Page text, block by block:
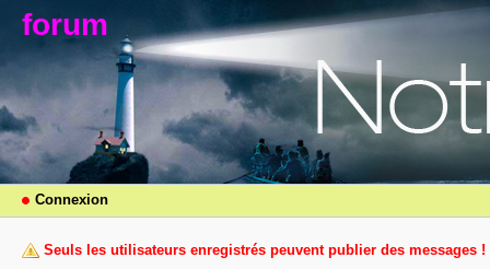
forum
Connexion
Seuls les utilisateurs enregistrés peuvent publier des messages !